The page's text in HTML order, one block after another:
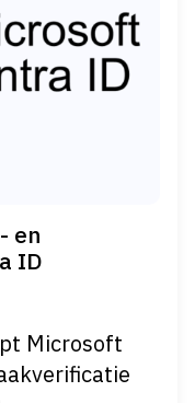
en
ID
Microsoft